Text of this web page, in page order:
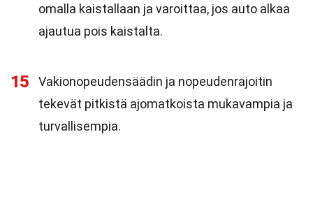
omalla kaistallaan ja varoittaa, jos auto alkaa
ajautua pois kaistalta.
15
Vakionopeudensäädin ja nopeudenrajoitin
tekevät pitkistä ajomatkoista mukavampia ja
turvallisempia.